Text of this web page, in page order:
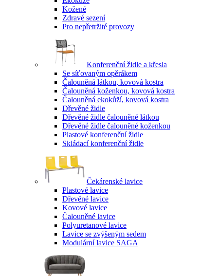
Kožené
Zdravé sezení
Pro nepřetržité provozy
Konferenční židle a křesla
Se síťovaným opěrákem
Čalouněná látkou, kovová kostra
Čalouněná koženkou, kovová kostra
Čalouněná ekokůží, kovová kostra
Dřevěné židle
Dřevěné židle čalouněné látkou
Dřevěné židle čalouněné koženkou
Plastové konferenční židle
Skládací konferenční židle
Čekárenské lavice
Plastové lavice
Dřevěné lavice
Kovové lavice
Čalouněné lavice
Polyuretanové lavice
Lavice se zvýšeným sedem
Modulární lavice SAGA